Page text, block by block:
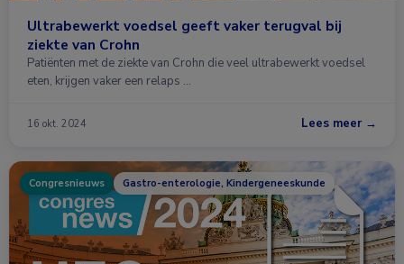
Ultrabewerkt voedsel geeft vaker terugval bij
ziekte van Crohn
Patiënten met de ziekte van Crohn die veel ultrabewerkt voedsel
eten, krijgen vaker een relaps …
16 okt. 2024 Lees meer →
Congresnieuws Gastro-enterologie, Kindergeneeskunde